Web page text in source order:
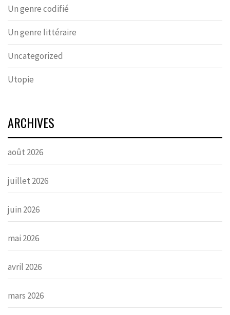
Un genre codifié
Un genre littéraire
Uncategorized
Utopie
ARCHIVES
août 2026
juillet 2026
juin 2026
mai 2026
avril 2026
mars 2026